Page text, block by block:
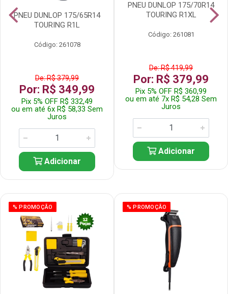
PNEU DUNLOP 175/65R14
TOURING R1L
Código: 261078
De: R$ 379,99
Por: R$ 349,99
Pix 5% OFF R$ 332,49
ou em até 6x R$ 58,33 Sem
Juros
Adicionar
PNEU DUNLOP 175/70R14
TOURING R1XL
Código: 261081
De: R$ 419,99
Por: R$ 379,99
Pix 5% OFF R$ 360,99
ou em até 7x R$ 54,28 Sem
Juros
Adicionar
% PROMOÇÃO % PROMOÇÃO